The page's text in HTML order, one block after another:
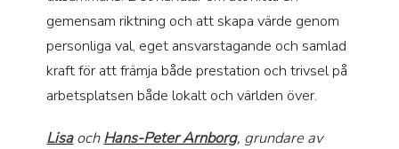
gemensam riktning och att skapa värde genom
personliga val, eget ansvarstagande och samlad
kraft för att främja både prestation och trivsel på
arbetsplatsen både lokalt och världen över.
LisaochHans-Peter Arnborg, grundare av